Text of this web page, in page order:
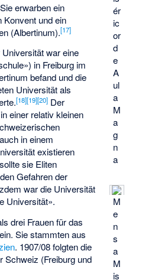
ér
ic
or
d
e
A
ul
a
M
a
g
n
a
M
e
n
s
a
M
is
erwarben ein
Konvent und ein
(Albertinum).[17]
war eine
in Freiburg im
befand und die
Universität als
[18][19][20] Der
einer relativ kleinen
in einem
existieren
sie Eliten
Gefahren der
war die Universität
Universität».
drei Frauen für das
Sie stammten aus
. 1907/08 folgten die
Schweiz (Freiburg und